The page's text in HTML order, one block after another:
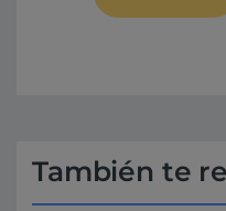
También te